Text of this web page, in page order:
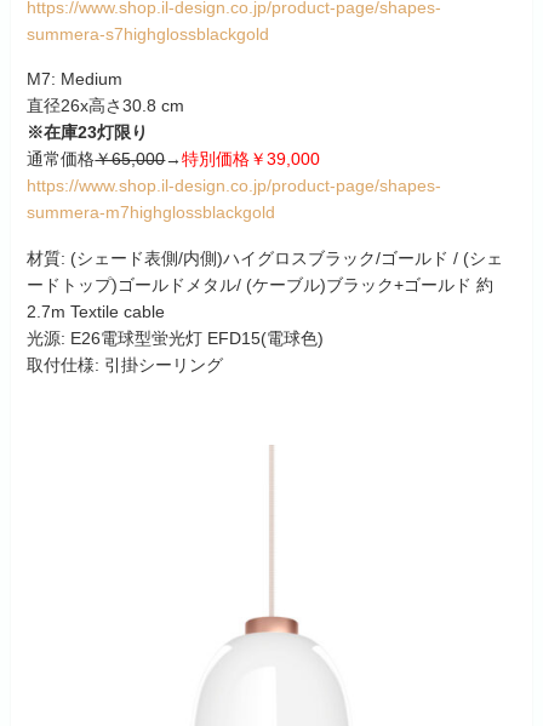
https://www.shop.il-design.co.jp/product-page/shapes-
summera-s7highglossblackgold
M7: Medium
直径26x高さ30.8 cm
※在庫23灯限り
通常価格￥65,000→特別価格￥39,000
https://www.shop.il-design.co.jp/product-page/shapes-
summera-m7highglossblackgold
材質: (シェード表側/内側)ハイグロスブラック/ゴールド / (シェ
ードトップ)ゴールドメタル/ (ケーブル)ブラック+ゴールド 約
2.7m Textile cable
光源: E26電球型蛍光灯 EFD15(電球色)
取付仕様: 引掛シーリング